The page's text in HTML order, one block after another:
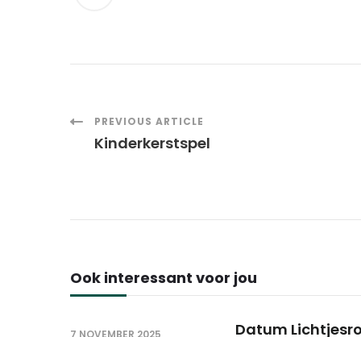
Post
PREVIOUS ARTICLE
Kinderkerstspel
Ook interessant voor jou
7 NOVEMBER 2025 Datum